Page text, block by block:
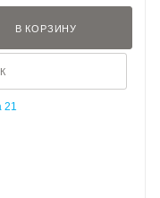
В КОРЗИНУ
21